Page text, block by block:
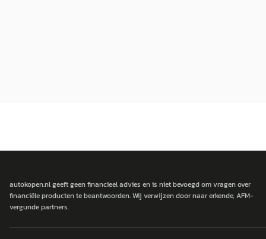
autokopen.nl geeft geen financieel advies en is niet bevoegd om vragen over
financiële producten te beantwoorden. Wij verwijzen door naar erkende, AFM-
vergunde partners.